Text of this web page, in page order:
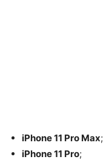
iPhone 11 Pro Max;
iPhone 11 Pro;